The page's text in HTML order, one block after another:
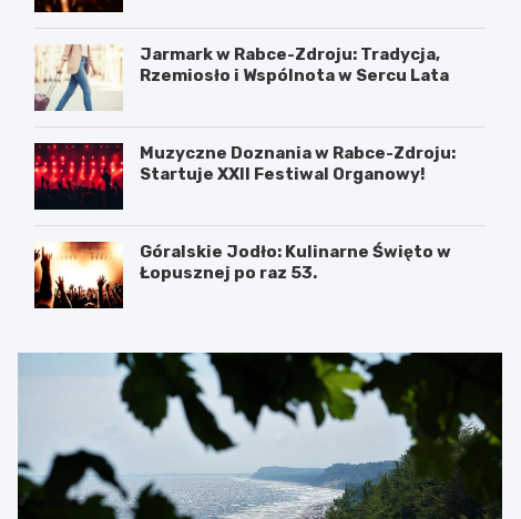
Jarmark w Rabce-Zdroju: Tradycja,
Rzemiosło i Wspólnota w Sercu Lata
Muzyczne Doznania w Rabce-Zdroju:
Startuje XXII Festiwal Organowy!
Góralskie Jodło: Kulinarne Święto w
Łopusznej po raz 53.